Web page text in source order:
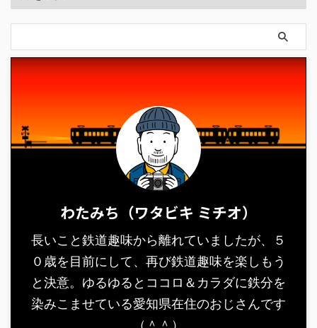
わたみち（ワタビキ ミチオ）
長いこと鉄道趣味から離れていましたが、５
０歳を目前にして、再び鉄道趣味を楽しもう
と決意。ゆるゆるとココロ＆カラダに鉄分を
染みこませている愛知県在住のおじさんです